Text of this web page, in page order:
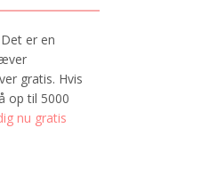
er en
gratis. Hvis
op til 5000
nu gratis